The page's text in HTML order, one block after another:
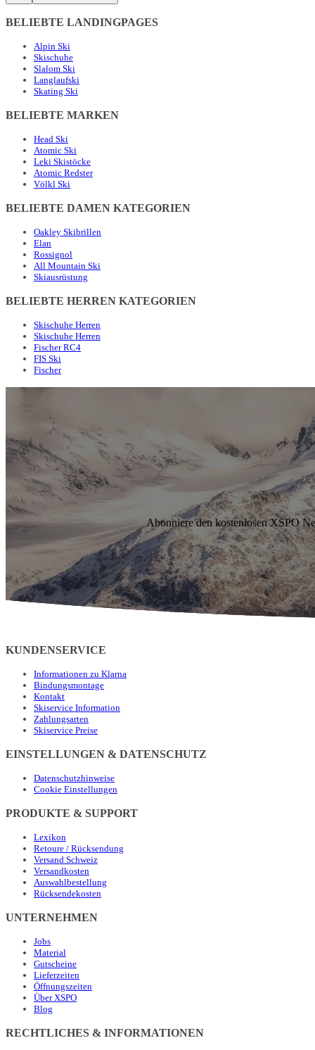
BELIEBTE LANDINGPAGES
Alpin Ski
Skischuhe
Slalom Ski
Langlaufski
Skating Ski
BELIEBTE MARKEN
Head Ski
Atomic Ski
Leki Skistöcke
Atomic Redster
Völkl Ski
BELIEBTE DAMEN KATEGORIEN
Oakley Skibrillen
Elan
Rossignol
All Mountain Ski
Skiausrüstung
BELIEBTE HERREN KATEGORIEN
Skischuhe Herren
Skischuhe Herren
Fischer RC4
FIS Ski
Fischer
Abonniere den kostenlosen XSPO
KUNDENSERVICE
Informationen zu Klarna
Bindungsmontage
Kontakt
Skiservice Information
Zahlungsarten
Skiservice Preise
EINSTELLUNGEN & DATENSCHUTZ
Datenschutzhinweise
Cookie Einstellungen
PRODUKTE & SUPPORT
Lexikon
Retoure / Rücksendung
Versand Schweiz
Versandkosten
Auswahlbestellung
Rücksendekosten
UNTERNEHMEN
Jobs
Material
Gutscheine
Lieferzeiten
Öffnungszeiten
Über XSPO
Blog
RECHTLICHES & INFORMATIONEN